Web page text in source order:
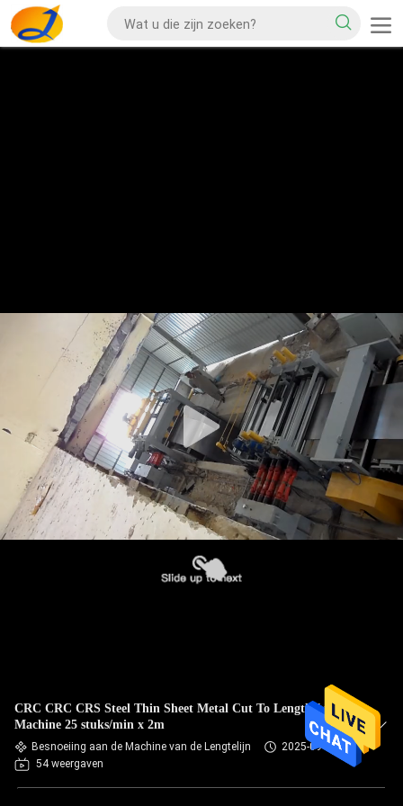
CRC CRC CRS Steel Thin Sheet Metal Cut To Length Line
Machine 25 stuks/min x 2m
Besnoeiing aan de Machine van de Lengtelijn
2025-09-21
54 weergaven